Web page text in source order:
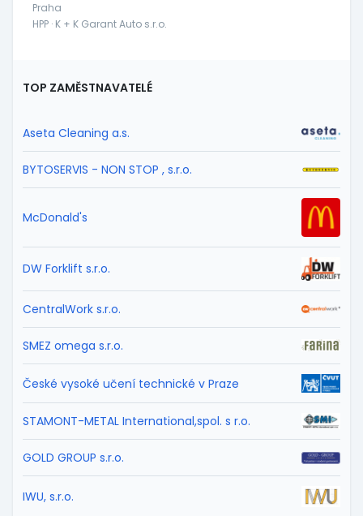
Praha
HPP · K + K Garant Auto s.r.o.
TOP ZAMĚSTNAVATELÉ
Aseta Cleaning a.s.
BYTOSERVIS - NON STOP , s.r.o.
McDonald's
DW Forklift s.r.o.
CentralWork s.r.o.
SMEZ omega s.r.o.
České vysoké učení technické v Praze
STAMONT-METAL International,spol. s r.o.
GOLD GROUP s.r.o.
IWU, s.r.o.